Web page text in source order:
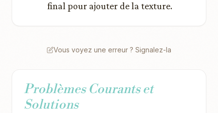
final pour ajouter de la texture.
Vous voyez une erreur ? Signalez-la
Problèmes Courants et
Solutions